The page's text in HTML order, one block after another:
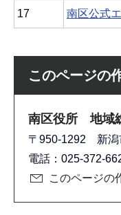
17 南区公式
このページの
南区役所 地域
〒950-1292 新潟
電話：025-372-
このページの